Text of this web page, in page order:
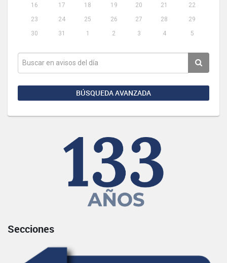
16
17 18 19 20 21
22
23
24 25 26 27 28
29
30
31 1 2 3 4 5
BÚSQUEDA AVANZADA
Secciones